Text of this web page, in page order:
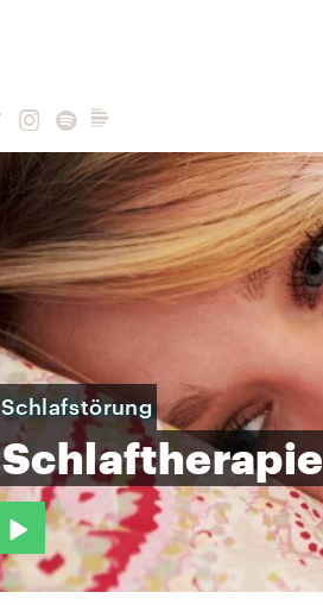
Schlafstörung
Schlaftherapie